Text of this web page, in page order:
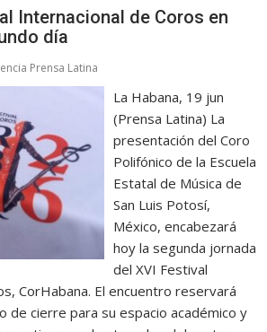
Internacional de Coros en
día
Prensa Latina
La Habana, 19 jun
(Prensa Latina) La
presentación del Coro
Polifónico de la Escuela
Estatal de Música de
San Luis Potosí,
México, encabezará
hoy la segunda jornada
del XVI Festival
CorHabana. El encuentro reservará
de cierre para su espacio académico y